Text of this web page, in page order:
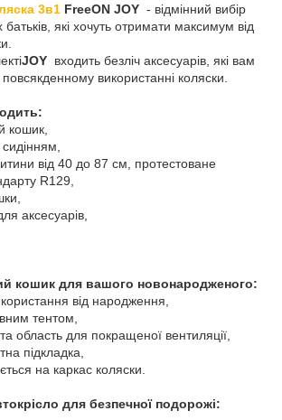
3в1 FreeON JOY - відмінний вибір
батьків, які хочуть отримати максимум від
JOY входить безліч аксесуарів, які вам
використанні коляски.
кошик,
від 40 до 87 см, протестоване
R129,
аксесуарів,
кошик для вашого новонародженого:
від народження,
тентом,
область для покращеної вентиляції,
підкладка,
на каркас коляски.
для безпечної подорожі: